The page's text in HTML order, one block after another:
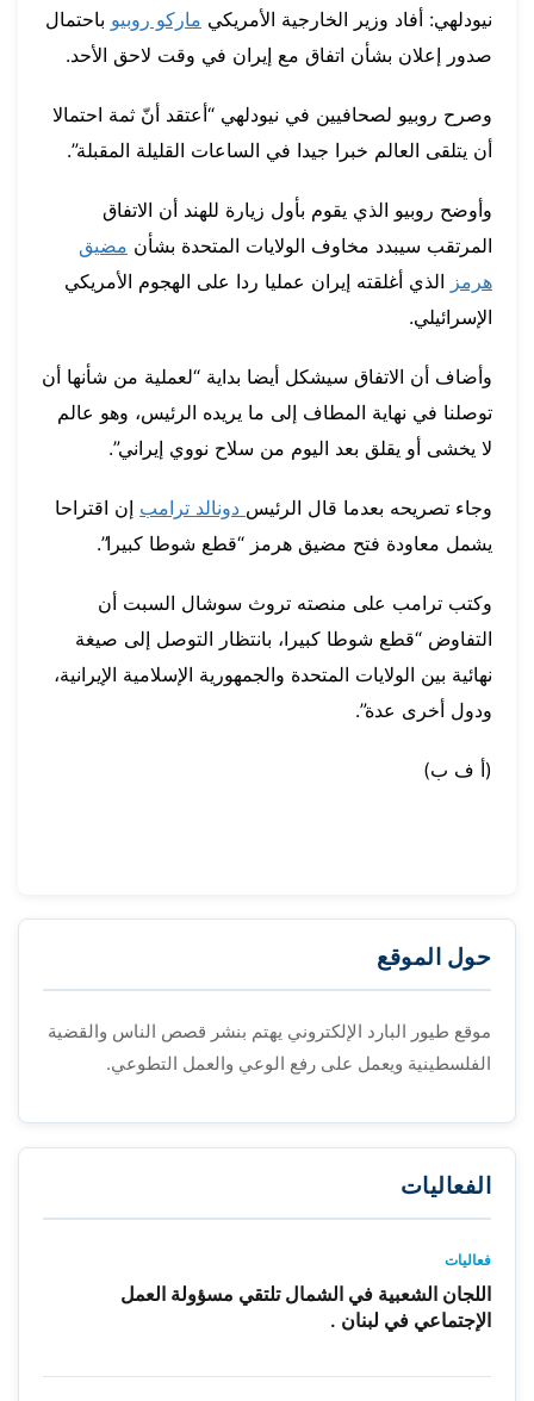
نيودلهي: أفاد وزير الخارجية الأمريكي ماركو روبيو باحتمال
صدور إعلان بشأن اتفاق مع إيران في وقت لاحق الأحد.
وصرح روبيو لصحافيين في نيودلهي “أعتقد أنّ ثمة احتمالا
أن يتلقى العالم خبرا جيدا في الساعات القليلة المقبلة”.
وأوضح روبيو الذي يقوم بأول زيارة للهند أن الاتفاق
المرتقب سيبدد مخاوف الولايات المتحدة بشأن مضيق
هرمز الذي أغلقته إيران عمليا ردا على الهجوم الأمريكي
الإسرائيلي.
وأضاف أن الاتفاق سيشكل أيضا بداية “لعملية من شأنها أن
توصلنا في نهاية المطاف إلى ما يريده الرئيس، وهو عالم
لا يخشى أو يقلق بعد اليوم من سلاح نووي إيراني”.
وجاء تصريحه بعدما قال الرئيس دونالد ترامب إن اقتراحا
يشمل معاودة فتح مضيق هرمز “قطع شوطا كبيرا”.
وكتب ترامب على منصته تروث سوشال السبت أن
التفاوض “قطع شوطا كبيرا، بانتظار التوصل إلى صيغة
نهائية بين الولايات المتحدة والجمهورية الإسلامية الإيرانية،
ودول أخرى عدة”.
(أ ف ب)
حول الموقع
موقع طيور البارد الإلكتروني يهتم بنشر قصص الناس والقضية
الفلسطينية ويعمل على رفع الوعي والعمل التطوعي.
الفعاليات
فعاليات
اللجان الشعبية في الشمال تلتقي مسؤولة العمل
الإجتماعي في لبنان .